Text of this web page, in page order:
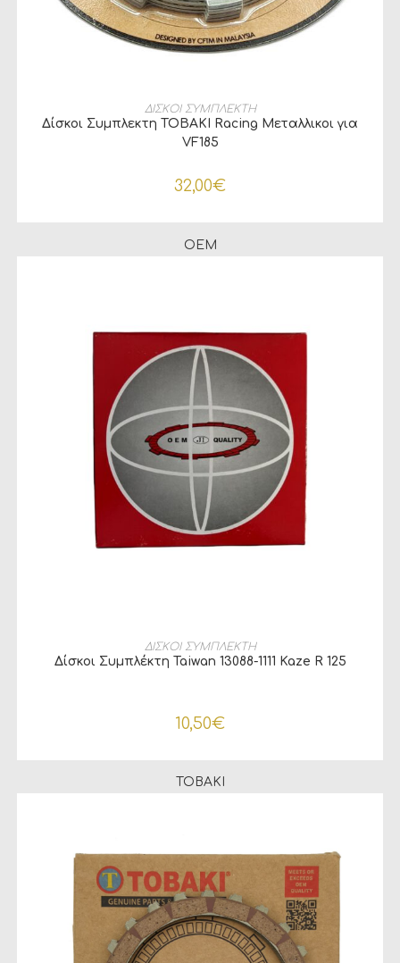
ΠΡΟΣΘΉΚΗ ΣΤΟ ΚΑΛΆΘΙ
ΔΙΣΚΟΙ ΣΥΜΠΛΕΚΤΗ
Δίσκοι Συμπλεκτη TOBAKI Racing Μεταλλικοι για
VF185
32,00€
OEM
ΠΡΟΣΘΉΚΗ ΣΤΟ ΚΑΛΆΘΙ
ΔΙΣΚΟΙ ΣΥΜΠΛΕΚΤΗ
Δίσκοι Συμπλέκτη Taiwan 13088-1111 Kaze R 125
10,50€
TOBAKI